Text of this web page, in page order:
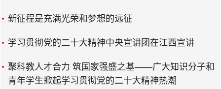
新征程是充满光荣和梦想的远征
学习贯彻党的二十大精神中央宣讲团在江西宣讲
聚科教人才合力 筑国家强盛之基——广大知识分子和
青年学生掀起学习贯彻党的二十大精神热潮